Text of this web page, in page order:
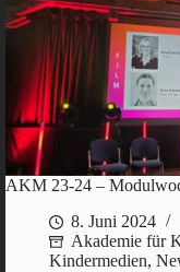
AKM 23-24 –
8. Juni 2024
Akademie für
Kindermedien,